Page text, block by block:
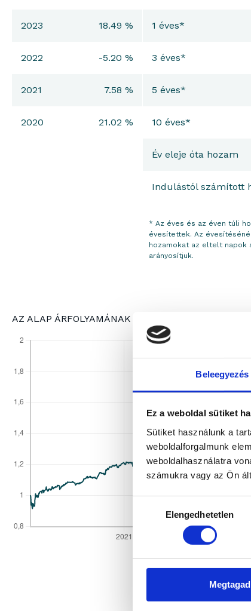
Beleegyezés
Ez a weboldal sütiket
Sütiket használunk a
weboldalforgalmunk
weboldalhasználatra
számukra vagy az Ön
kiválasztásaElengedhetetlen
Megtagad
2023 18.49 %
2022 -5.20 %
2021 7.58 %
2020 21.02 %
1 éves*
3 éves*
5 éves*
10 éves*
Év eleje óta hozam
Indulástól számított
* Az éves és az éven túli
évesítettek. Az
hozamokat az eltelt napok
arányosítjuk.
AZ ALAP ÁRFOLYAMÁNAK ALAKULÁSA